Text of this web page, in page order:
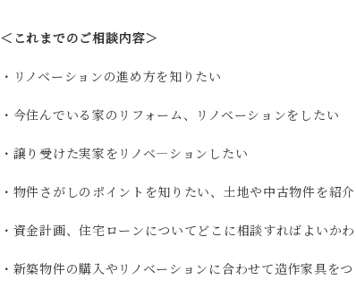
＜これまでのご相談内容＞
・リノベーションの進め方を知りたい
・今住んでいる家のリフォーム、リノベーションをしたい
・譲り受けた実家をリノベ―ションしたい
・物件さがしのポイントを知りたい、土地や中古物件を紹
・資金計画、住宅ローンについてどこに相談すればよいか
・新築物件の購入やリノベーションに合わせて造作家具を